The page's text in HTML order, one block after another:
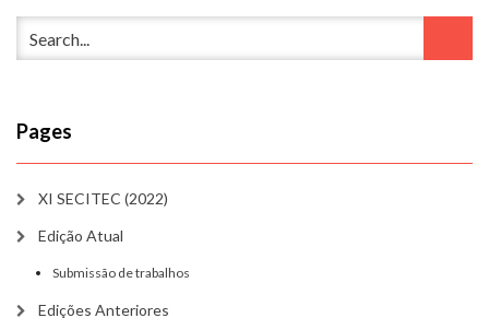
Pages
XI SECITEC (2022)
Edição Atual
Submissão de trabalhos
Edições Anteriores